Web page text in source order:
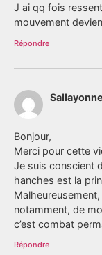
J ai qq fois
mouvement
Répondre
Bonjour,
Merci pour cette
Je suis conscient
hanches est la
notamment, de
c’est combat
Répondre